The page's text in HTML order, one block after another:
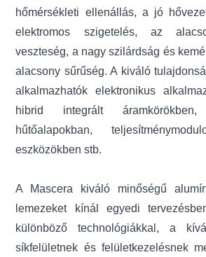
hőmérsékleti ellenállás, a jó
elektromos szigetelés, az
veszteség, a nagy szilárdság és
alacsony sűrűség. A kiváló
alkalmazhatók elektronikus
hibrid integrált
hűtőalapokban,
eszközökben stb.
A Mascera kiváló minőségű
lemezeket kínál egyedi
különböző technológiákkal, a
síkfelületnek és felületkezelésnek